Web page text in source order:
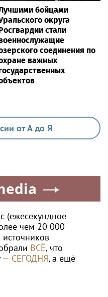
бойцами
округа
стали
соединения по
важных
от А до Я
(ежесекундное
чем 20 000
ВСЁ, что
— СЕГОДНЯ, а ещё